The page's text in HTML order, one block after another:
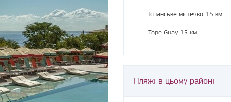
Іспанське містечко 15 км
Tope Guay 15 км
Пляжі в цьому районі